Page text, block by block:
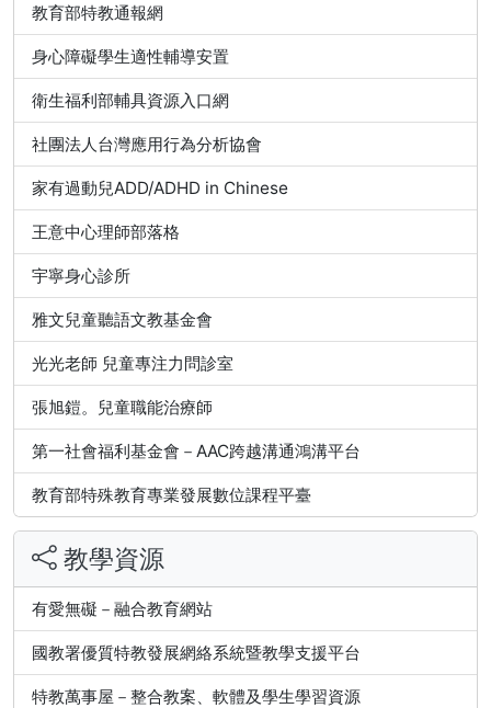
教育部特教通報網
身心障礙學生適性輔導安置
衛生福利部輔具資源入口網
社團法人台灣應用行為分析協會
家有過動兒ADD/ADHD in Chinese
王意中心理師部落格
宇寧身心診所
雅文兒童聽語文教基金會
光光老師 兒童專注力問診室
張旭鎧。兒童職能治療師
第一社會福利基金會－AAC跨越溝通鴻溝平台
教育部特殊教育專業發展數位課程平臺
教學資源
有愛無礙－融合教育網站
國教署優質特教發展網絡系統暨教學支援平台
特教萬事屋－整合教案、軟體及學生學習資源